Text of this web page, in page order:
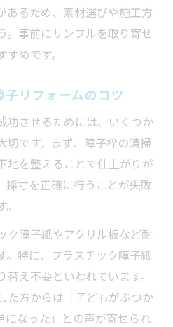
あるため、素材選びや施工方
。事前にサンプルを取り寄せ
めです。
リフォームのコツ
功させるためには、いくつか
切です。まず、障子枠の清掃
地を整えることで仕上がりが
採寸を正確に行うことが失敗
ク障子紙やアクリル板など耐
。特に、プラスチック障子紙
え不要といわれています。
た方からは「子どもがぶつか
になった」との声が寄せられ